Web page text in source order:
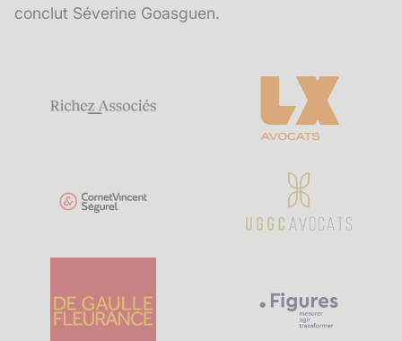
conclut Séverine Goasguen.